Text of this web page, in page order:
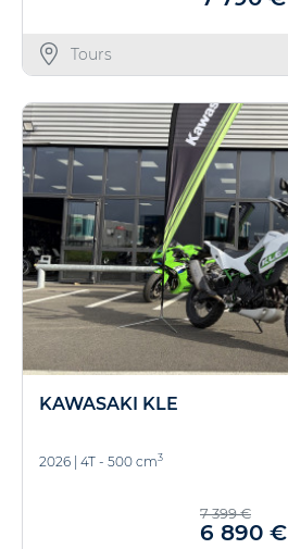
Tours
KAWASAKI KLE
2026 | 4T - 500 cm3
7 399 €
6 890 €